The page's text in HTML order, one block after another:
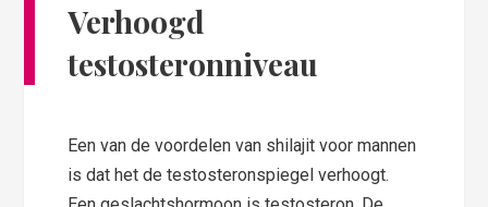
Verhoogd
testosteronniveau
Een van de voordelen van shilajit voor mannen
is dat het de testosteronspiegel verhoogt.